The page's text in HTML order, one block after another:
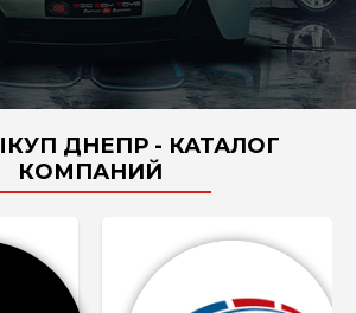
ДНЕПР - КАТАЛОГ
КОМПАНИЙ